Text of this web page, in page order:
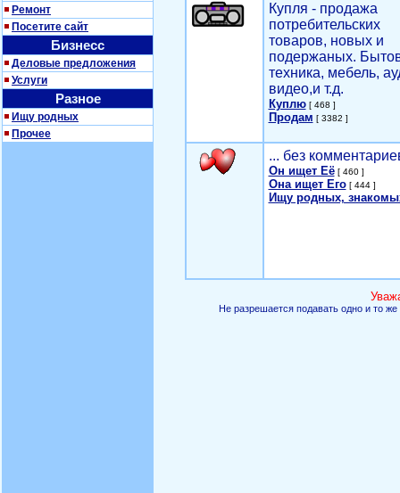
Ремонт
Посетите сайт
Бизнесс
Деловые предложения
Услуги
Разное
Ищу родных
Прочее
Купля - продажа
потребительских
товаров, новых и
подержаных.
техника, мебель,
видео,и т.д.
Куплю[ 468 ]
Продам [ 3382 ]
... без
Он ищет Её[ 460 ]
Она ищет Его[ 444 ]
Ищу родных,
Не разрешается подавать одно и то